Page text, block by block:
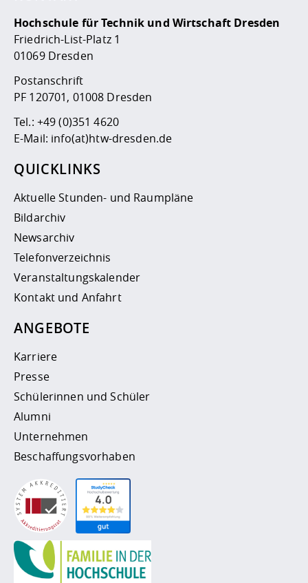
Hochschule für Technik und Wirtschaft Dresden
Friedrich-List-Platz 1
01069 Dresden
Postanschrift
PF 120701, 01008 Dresden
Tel.: +49 (0)351 4620
E-Mail: info(at)htw-dresden.de
QUICKLINKS
Aktuelle Stunden- und Raumpläne
Bildarchiv
Newsarchiv
Telefonverzeichnis
Veranstaltungskalender
Kontakt und Anfahrt
ANGEBOTE
Karriere
Presse
Schülerinnen und Schüler
Alumni
Unternehmen
Beschaffungsvorhaben